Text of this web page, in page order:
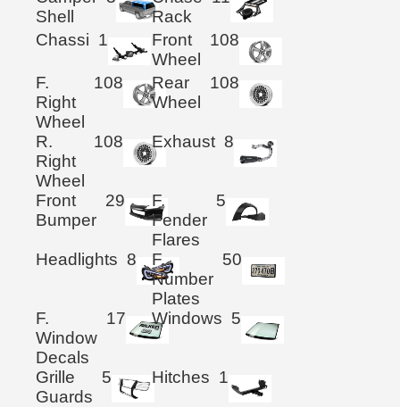
Shell
Rack
Chassi 1
Front
Wheel
108
F.
Right
Wheel
108
Rear
Wheel
108
R.
Right
Wheel
108 Exhaust 8
Front
Bumper
29
F.
Fender
Flares
5
Headlights 8
F.
Number
Plates
50
F.
Window
Decals
17 Windows 5
Grille
Guards
5 Hitches 1